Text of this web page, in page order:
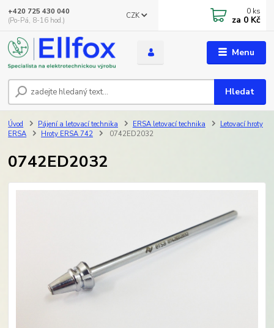
Menu
CZK
Hledat
+420 725 430 040
(Po-Pá, 8-16 hod.)
0 ks
za 0 Kč
Úvod Pájení a letovací technika ERSA letovací technika
Letovací hroty
ERSA
Hroty ERSA 742 0742ED2032
0742ED2032